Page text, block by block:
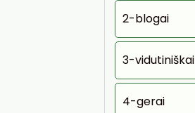
2-blogai
3-vidutiniškai
4-gerai